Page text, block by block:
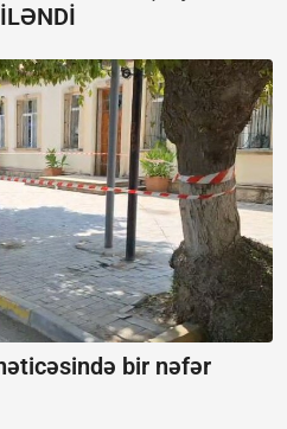
bir nəfər